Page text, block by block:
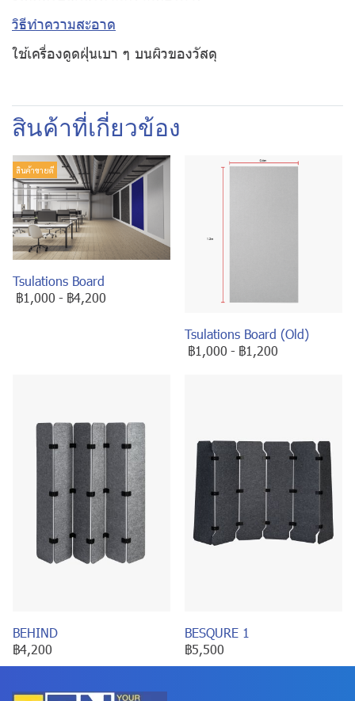
วิธีทำความสะอาด
ใช้เครื่องดูดฝุ่นเบา ๆ บนผิวของวัสดุ
สินค้าที่เกี่ยวข้อง
สินค้าขายดี
Tsulations Board
฿1,000 - ฿4,200
Tsulations Board (Old)
฿1,000 - ฿1,200
BEHIND
฿4,200
BESQURE 1
฿5,500